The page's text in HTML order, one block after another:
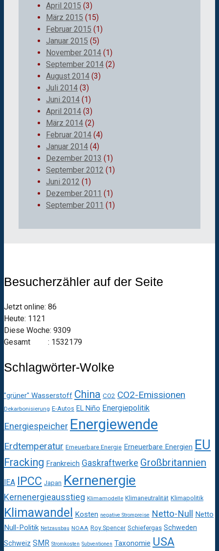
April 2015 (3)
März 2015 (15)
Februar 2015 (1)
Januar 2015 (5)
November 2014 (1)
September 2014 (2)
August 2014 (3)
Juli 2014 (3)
Juni 2014 (1)
April 2014 (3)
März 2014 (2)
Februar 2014 (4)
Januar 2014 (4)
Dezember 2013 (1)
September 2012 (1)
Juni 2012 (1)
Dezember 2011 (1)
September 2011 (1)
Besucherzähler auf der Seite
Jetzt online: 86
Heute: 1121
Diese Woche: 9309
Gesamt : 1532179
Schlagwörter-Wolke
"grüner" Wasserstoff China CO2 CO2-Emissionen
Dekarbonisierung E-Autos EL Niño Energiepolitik
Energiespeicher Energiewende
Erdtemperatur Erneuerbare Energie Erneuerbare Energien EU
Fracking Frankreich Gaskraftwerke Großbritannien
IEA IPCC Japan Kernenergie
Kernenergieausstieg Klimamodelle Klimaneutralität Klimapolitik
Klimawandel Kosten negative Strompreise Netto-Null Netto
Null-Politik Netzausbau NOAA Roy Spencer Schiefergas Schweden
Schweiz SMR Stromkosten Subventionen Taxonomie USA